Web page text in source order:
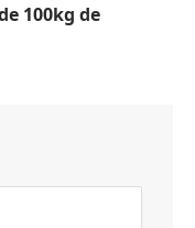
100kg de